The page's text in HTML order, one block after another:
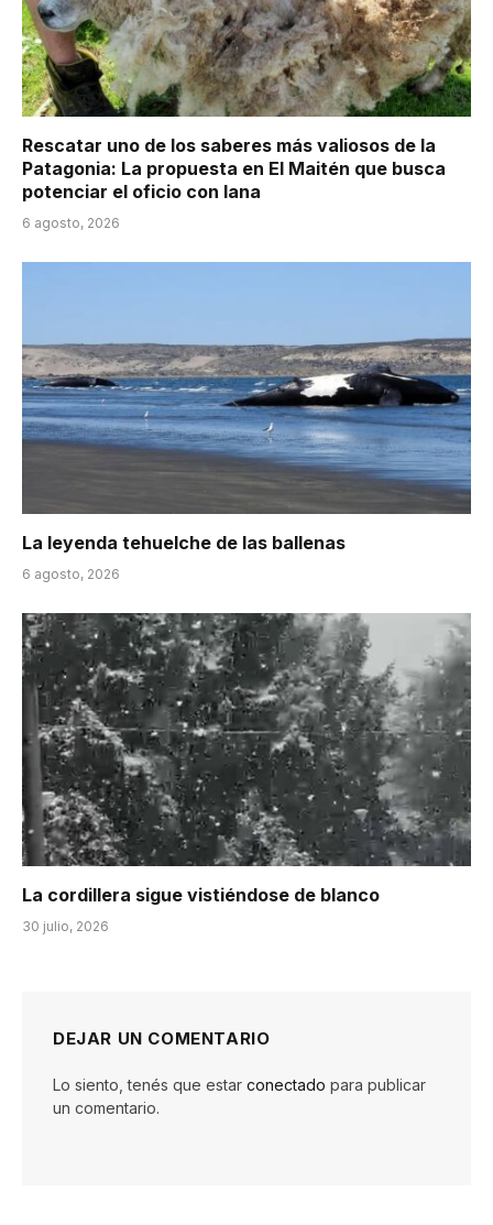
Rescatar uno de los saberes más valiosos de la
Patagonia: La propuesta en El Maitén que busca
potenciar el oficio con lana
6 agosto, 2026
La leyenda tehuelche de las ballenas
6 agosto, 2026
La cordillera sigue vistiéndose de blanco
30 julio, 2026
DEJAR UN COMENTARIO
Lo siento, tenés que estar conectado para publicar
un comentario.